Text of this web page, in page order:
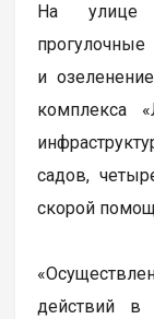
На улице
и
комплекса
садов,
скорой
действий в